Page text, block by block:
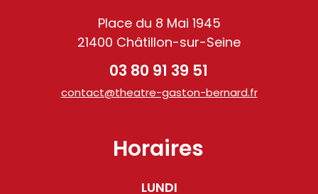
Place du 8 Mai 1945
21400 Châtillon-sur-Seine
03 80 91 39 51
contact@theatre-gaston-bernard.fr
Horaires
LUNDI